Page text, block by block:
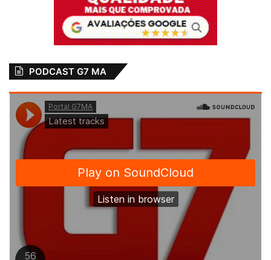
PODCAST G7 MA